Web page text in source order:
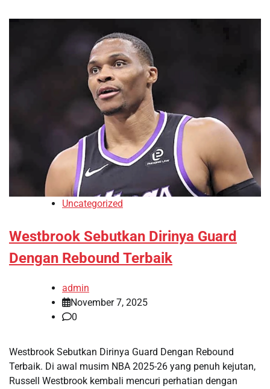
Uncategorized
Westbrook Sebutkan Dirinya Guard
Dengan Rebound Terbaik
admin
November 7, 2025
0
Westbrook Sebutkan Dirinya Guard Dengan Rebound
Terbaik. Di awal musim NBA 2025-26 yang penuh kejutan,
Russell Westbrook kembali mencuri perhatian dengan